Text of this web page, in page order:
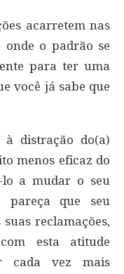
acarretem nas
onde o padrão se
para ter uma
você já sabe que
à distração do(a)
menos eficaz do
a mudar o seu
pareça que seu
reclamações,
esta atitude
cada vez mais